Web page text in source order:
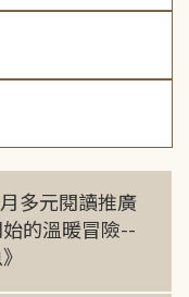
月多元閱讀推廣
的溫暖冒險--